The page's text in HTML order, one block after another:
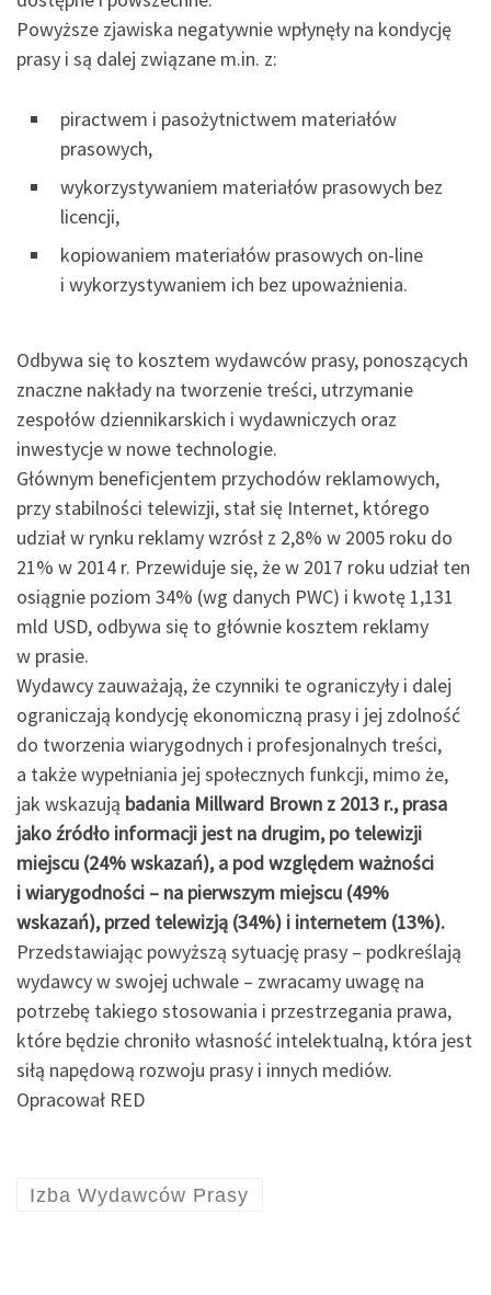
Powyższe zjawiska negatywnie wpłynęły na kondycję
prasy i są dalej związane m.in. z:
piractwem i pasożytnictwem materiałów
prasowych,
wykorzystywaniem materiałów prasowych bez
licencji,
kopiowaniem materiałów prasowych on-line
i wykorzystywaniem ich bez upoważnienia.
Odbywa się to kosztem wydawców prasy, ponoszących
znaczne nakłady na tworzenie treści, utrzymanie
zespołów dziennikarskich i wydawniczych oraz
inwestycje w nowe technologie.
Głównym beneficjentem przychodów reklamowych,
przy stabilności telewizji, stał się Internet, którego
udział w rynku reklamy wzrósł z 2,8% w 2005 roku do
21% w 2014 r. Przewiduje się, że w 2017 roku udział ten
osiągnie poziom 34% (wg danych PWC) i kwotę 1,131
mld USD, odbywa się to głównie kosztem reklamy
w prasie.
Wydawcy zauważają, że czynniki te ograniczyły i dalej
ograniczają kondycję ekonomiczną prasy i jej zdolność
do tworzenia wiarygodnych i profesjonalnych treści,
a także wypełniania jej społecznych funkcji, mimo że,
jak wskazują badania Millward Brown z 2013 r., prasa
jako źródło informacji jest na drugim, po telewizji
miejscu (24% wskazań), a pod względem ważności
i wiarygodności – na pierwszym miejscu (49%
wskazań), przed telewizją (34%) i internetem (13%).
Przedstawiając powyższą sytuację prasy – podkreślają
wydawcy w swojej uchwale – zwracamy uwagę na
potrzebę takiego stosowania i przestrzegania prawa,
które będzie chroniło własność intelektualną, która jest
siłą napędową rozwoju prasy i innych mediów.
Opracował RED
Izba Wydawców Prasy